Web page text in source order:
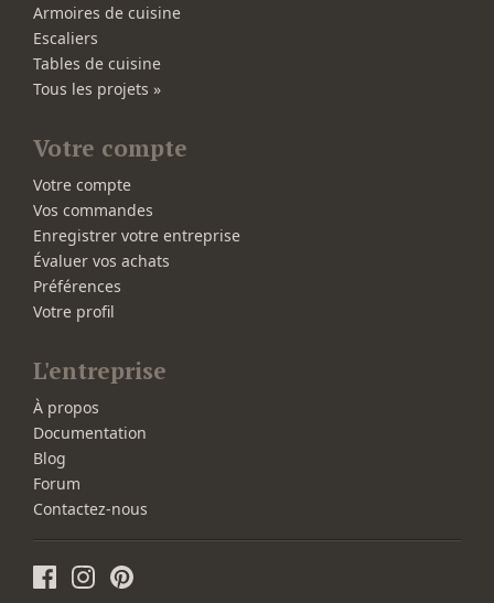
Armoires de cuisine
Escaliers
Tables de cuisine
Tous les projets »
Votre compte
Votre compte
Vos commandes
Enregistrer votre entreprise
Évaluer vos achats
Préférences
Votre profil
L'entreprise
À propos
Documentation
Blog
Forum
Contactez-nous